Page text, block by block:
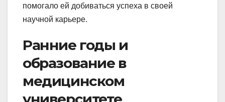
помогало ей добиваться успеха в своей
научной карьере.
Ранние годы и
образование в
медицинском